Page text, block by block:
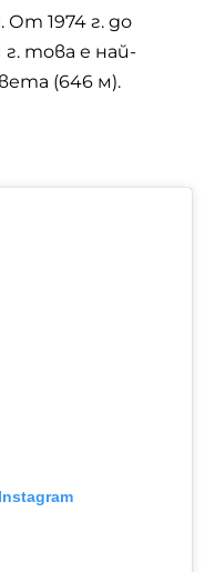
1974 г. до
г. това е най-
(646 м).